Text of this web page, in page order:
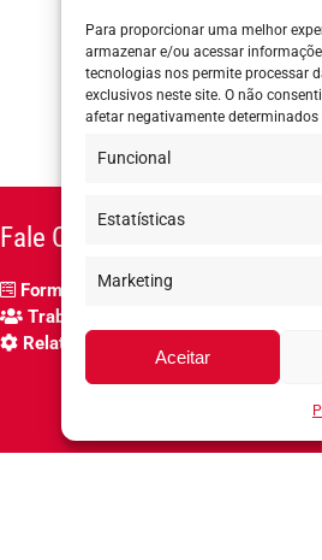
Para proporcionar uma melhor
armazenar e/ou acessar
tecnologias nos permite processar
exclusivos neste site. O não
afetar negativamente determinados
Funcional
Estatísticas
Marketing
Aceitar
Fale Conosco
Formulário de contato
Trabalhe Conosco
Relatório de igualdade salarial